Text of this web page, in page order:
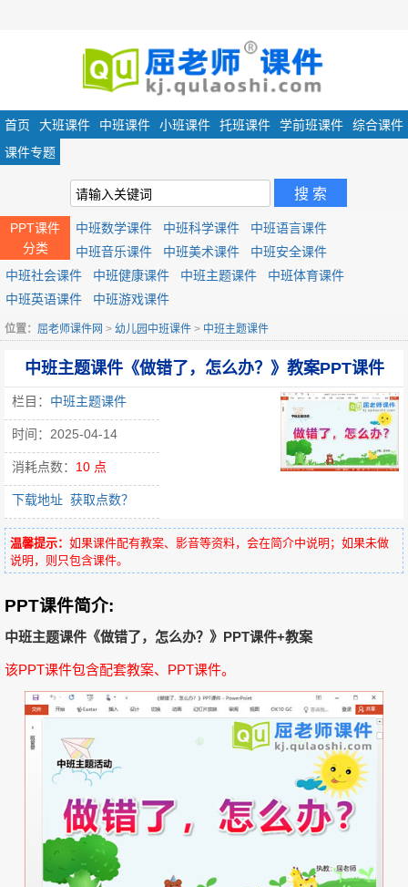
首页 大班课件 中班课件 小班课件 托班课件 学前班课件
综合课件
课件专题
PPT课件
分类
中班数学课件 中班科学课件
中班语言课件
中班音乐课件
中班美术课件
中班安全课件
中班社会课件
中班健康课件 中班主题课件
中班体育课件
中班英语课件
中班游戏课件
位置： 屈老师课件网 > 幼儿园中班课件 > 中班主题课件
中班主题课件《做错了，怎么办？》教案PPT课件
栏目： 中班主题课件
时间：2025-04-14
消耗点数： 10 点
下载地址 获取点数？
温馨提示： 如果课件配有教案、影音等资料，会在简介中说明；如果未做
说明，则只包含课件。
PPT课件简介:
中班主题课件《做错了，怎么办？》PPT课件+教案
该PPT课件包含配套教案、PPT课件。